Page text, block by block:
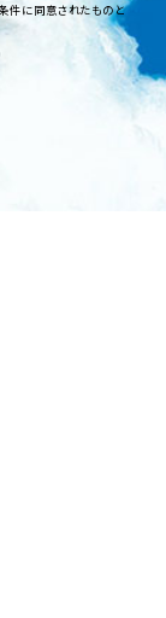
件に同意されたものと